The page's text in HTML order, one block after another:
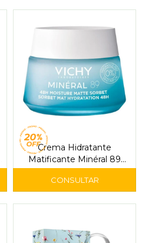
Crema Hidratante
Matificante Minéral 89
Moisture Matte Sorbet 50
ml - Vichy